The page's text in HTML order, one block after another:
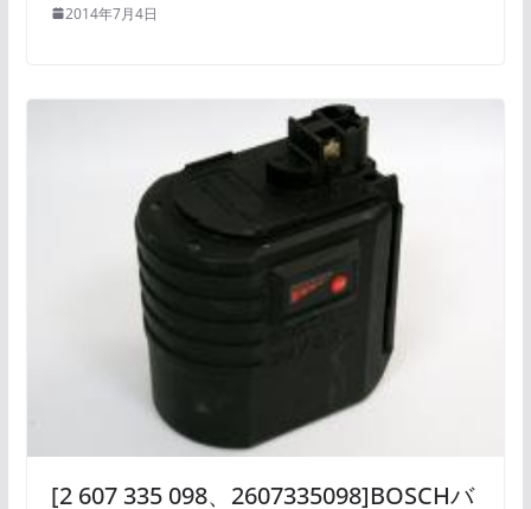
2014年7月4日
[2 607 335 098、2607335098]BOSCHバ